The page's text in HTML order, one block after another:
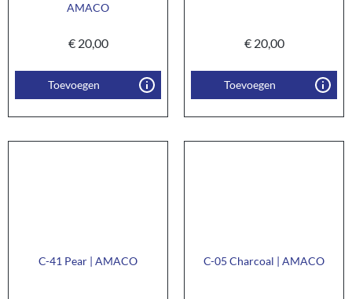
AMACO
€20,00
Toevoegen
€20,00
Toevoegen
C-41 Pear | AMACO C-05 Charcoal | AMACO